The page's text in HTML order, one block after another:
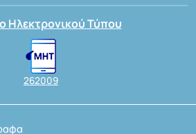
Ηλεκτρονικού Τύπου
262009